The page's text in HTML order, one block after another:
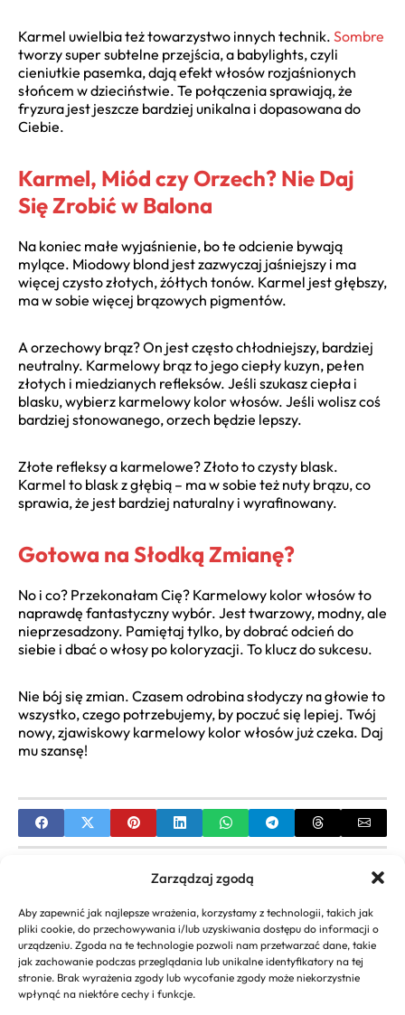
Zarządzaj zgodą
Aby zapewnić jak najlepsze wrażenia, korzystamy z technologii, takich jak
pliki cookie, do przechowywania i/lub uzyskiwania dostępu do informacji o
urządzeniu. Zgoda na te technologie pozwoli nam przetwarzać dane, takie
jak zachowanie podczas przeglądania lub unikalne identyfikatory na tej
stronie. Brak wyrażenia zgody lub wycofanie zgody może niekorzystnie
wpłynąć na niektóre cechy i funkcje.
Karmel uwielbia też towarzystwo innych technik. Sombre
tworzy super subtelne przejścia, a babylights, czyli
cieniutkie pasemka, dają efekt włosów rozjaśnionych
słońcem w dzieciństwie. Te połączenia sprawiają, że
fryzura jest jeszcze bardziej unikalna i dopasowana do
Ciebie.
Karmel, Miód czy Orzech? Nie Daj
Się Zrobić w Balona
Na koniec małe wyjaśnienie, bo te odcienie bywają
mylące. Miodowy blond jest zazwyczaj jaśniejszy i ma
więcej czysto złotych, żółtych tonów. Karmel jest głębszy,
ma w sobie więcej brązowych pigmentów.
A orzechowy brąz? On jest często chłodniejszy, bardziej
neutralny. Karmelowy brąz to jego ciepły kuzyn, pełen
złotych i miedzianych refleksów. Jeśli szukasz ciepła i
blasku, wybierz karmelowy kolor włosów. Jeśli wolisz coś
bardziej stonowanego, orzech będzie lepszy.
Złote refleksy a karmelowe? Złoto to czysty blask.
Karmel to blask z głębią – ma w sobie też nuty brązu, co
sprawia, że jest bardziej naturalny i wyrafinowany.
Gotowa na Słodką Zmianę?
No i co? Przekonałam Cię? Karmelowy kolor włosów to
naprawdę fantastyczny wybór. Jest twarzowy, modny, ale
nieprzesadzony. Pamiętaj tylko, by dobrać odcień do
siebie i dbać o włosy po koloryzacji. To klucz do sukcesu.
Nie bój się zmian. Czasem odrobina słodyczy na głowie to
wszystko, czego potrzebujemy, by poczuć się lepiej. Twój
nowy, zjawiskowy karmelowy kolor włosów już czeka. Daj
mu szansę!
Fryzury Ślubne Długie Włosy: Inspiracje, Trendy i
Porady na Wielki Dzień
NEXT
Salon Fryzjerski Fabryka Fryzur: Adres, Cennik,
Rezerwacja Online i Opinie